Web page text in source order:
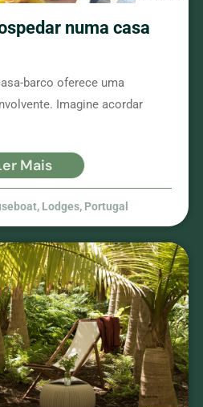
numa casa
barco oferece uma
Imagine acordar
Mais
, Lodges, Portugal